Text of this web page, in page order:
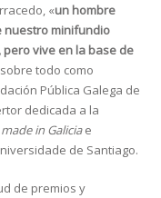
«un hombre
nuestro minifundio
pero vive en la base de
todo como
Pública Galega de
dedicada a la
made in Galiciae
de Santiago.
de premios y